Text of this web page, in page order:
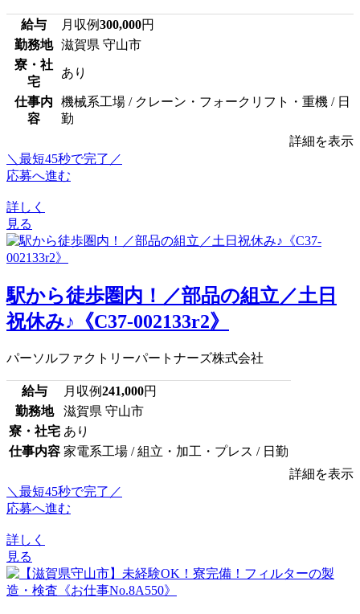
給与 月収例300,000円
勤務地
滋賀県 守山市
寮・社
宅
あり
仕事内
容
機械系工場 / クレーン・フォークリフト・重機 / 日
勤
詳細を表示
＼最短45秒で完了／
応募へ進む
詳しく
見る
駅から徒歩圏内！／部品の組立／土日
祝休み♪《C37-002133r2》
パーソルファクトリーパートナーズ株式会社
給与 月収例241,000円
勤務地
滋賀県 守山市
寮・社宅 あり
仕事内容 家電系工場 / 組立・加工・プレス / 日勤
詳細を表示
＼最短45秒で完了／
応募へ進む
詳しく
見る